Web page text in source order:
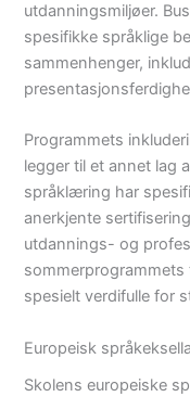
utdanningsmiljøer.
spesifikke språklige
sammenhenger,
Programmets
legger til et annet lag
språklæring har
anerkjente
utdannings- og
spesielt verdifulle for
Europeisk
Skolens europeiske